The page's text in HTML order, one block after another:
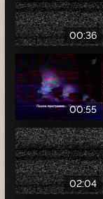
00:36
00:55
02:04